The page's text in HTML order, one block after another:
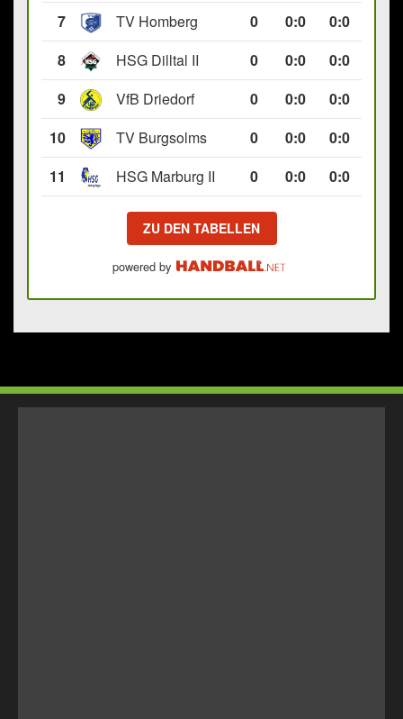
7
TV Homberg 0 0:0
0:0
8
HSG Dilltal II 0 0:0
0:0
9
VfB Driedorf 0 0:0
0:0
10
TV Burgsolms 0 0:0
0:0
11
HSG Marburg II 0 0:0 0:0
ZU DEN TABELLEN
powered by